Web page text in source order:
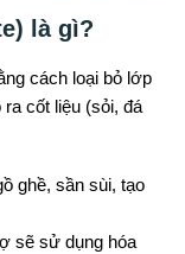
là gì?
cách loại bỏ lớp
cốt liệu (sỏi, đá
ghề, sần sùi, tạo
sẽ sử dụng hóa